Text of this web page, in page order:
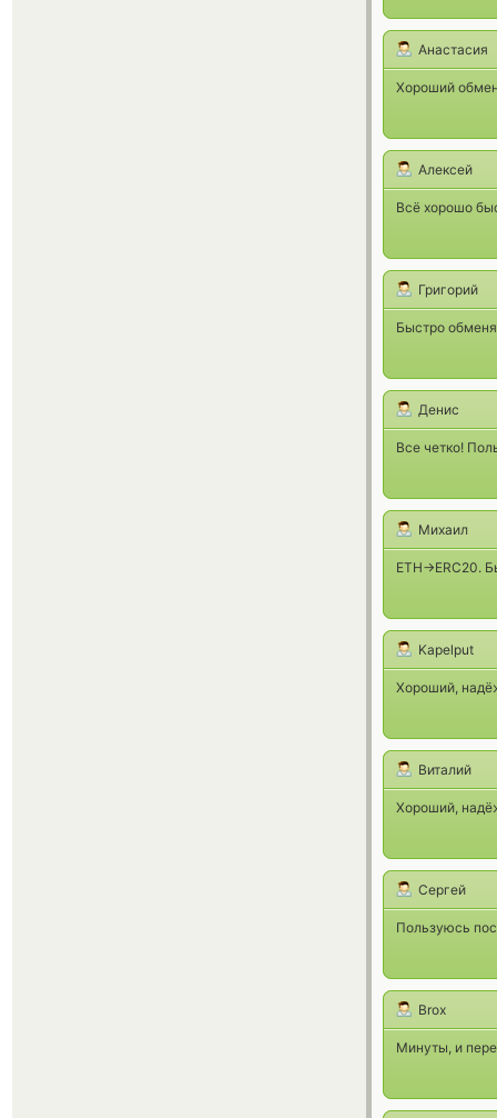
Анастасия
Хороший
Алексей
Всё хорошо
Григорий
Быстро
Денис
Все четко!
Михаил
ETH->ERC20.
Kapelput
Хороший,
Виталий
Хороший,
Сергей
Пользуюсь
Brox
Минуты, и